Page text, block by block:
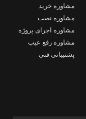
مشاوره خرید
مشاوره نصب
مشاوره اجرای پروژه
مشاوره رفع عیب
پشتیبانی فنی